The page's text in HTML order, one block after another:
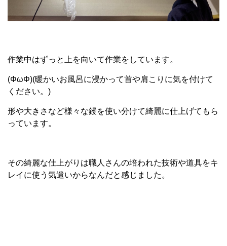
作業中はずっと上を向いて作業をしています。
(ΦωΦ)(暖かいお風呂に浸かって首や肩こりに気を付けて
ください。)
形や大きさなど様々な鏝を使い分けて綺麗に仕上げてもら
っています。
その綺麗な仕上がりは職人さんの培われた技術や道具をキ
レイに使う気遣いからなんだと感じました。